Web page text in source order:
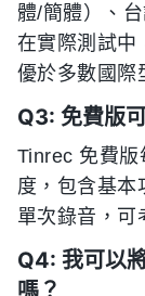
體/簡體）、
在實際測試中
優於多數國際
Q3: 免費版
Tinrec 免費版
度，包含基本
單次錄音，可
Q4: 我可以
嗎？